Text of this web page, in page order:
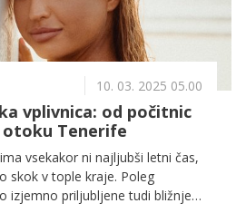
10. 03. 2025 05.00
vplivnica: od počitnic
otoku Tenerife
vsekakor ni najljubši letni čas,
skok v tople kraje. Poleg
izjemno priljubljene tudi bližnje